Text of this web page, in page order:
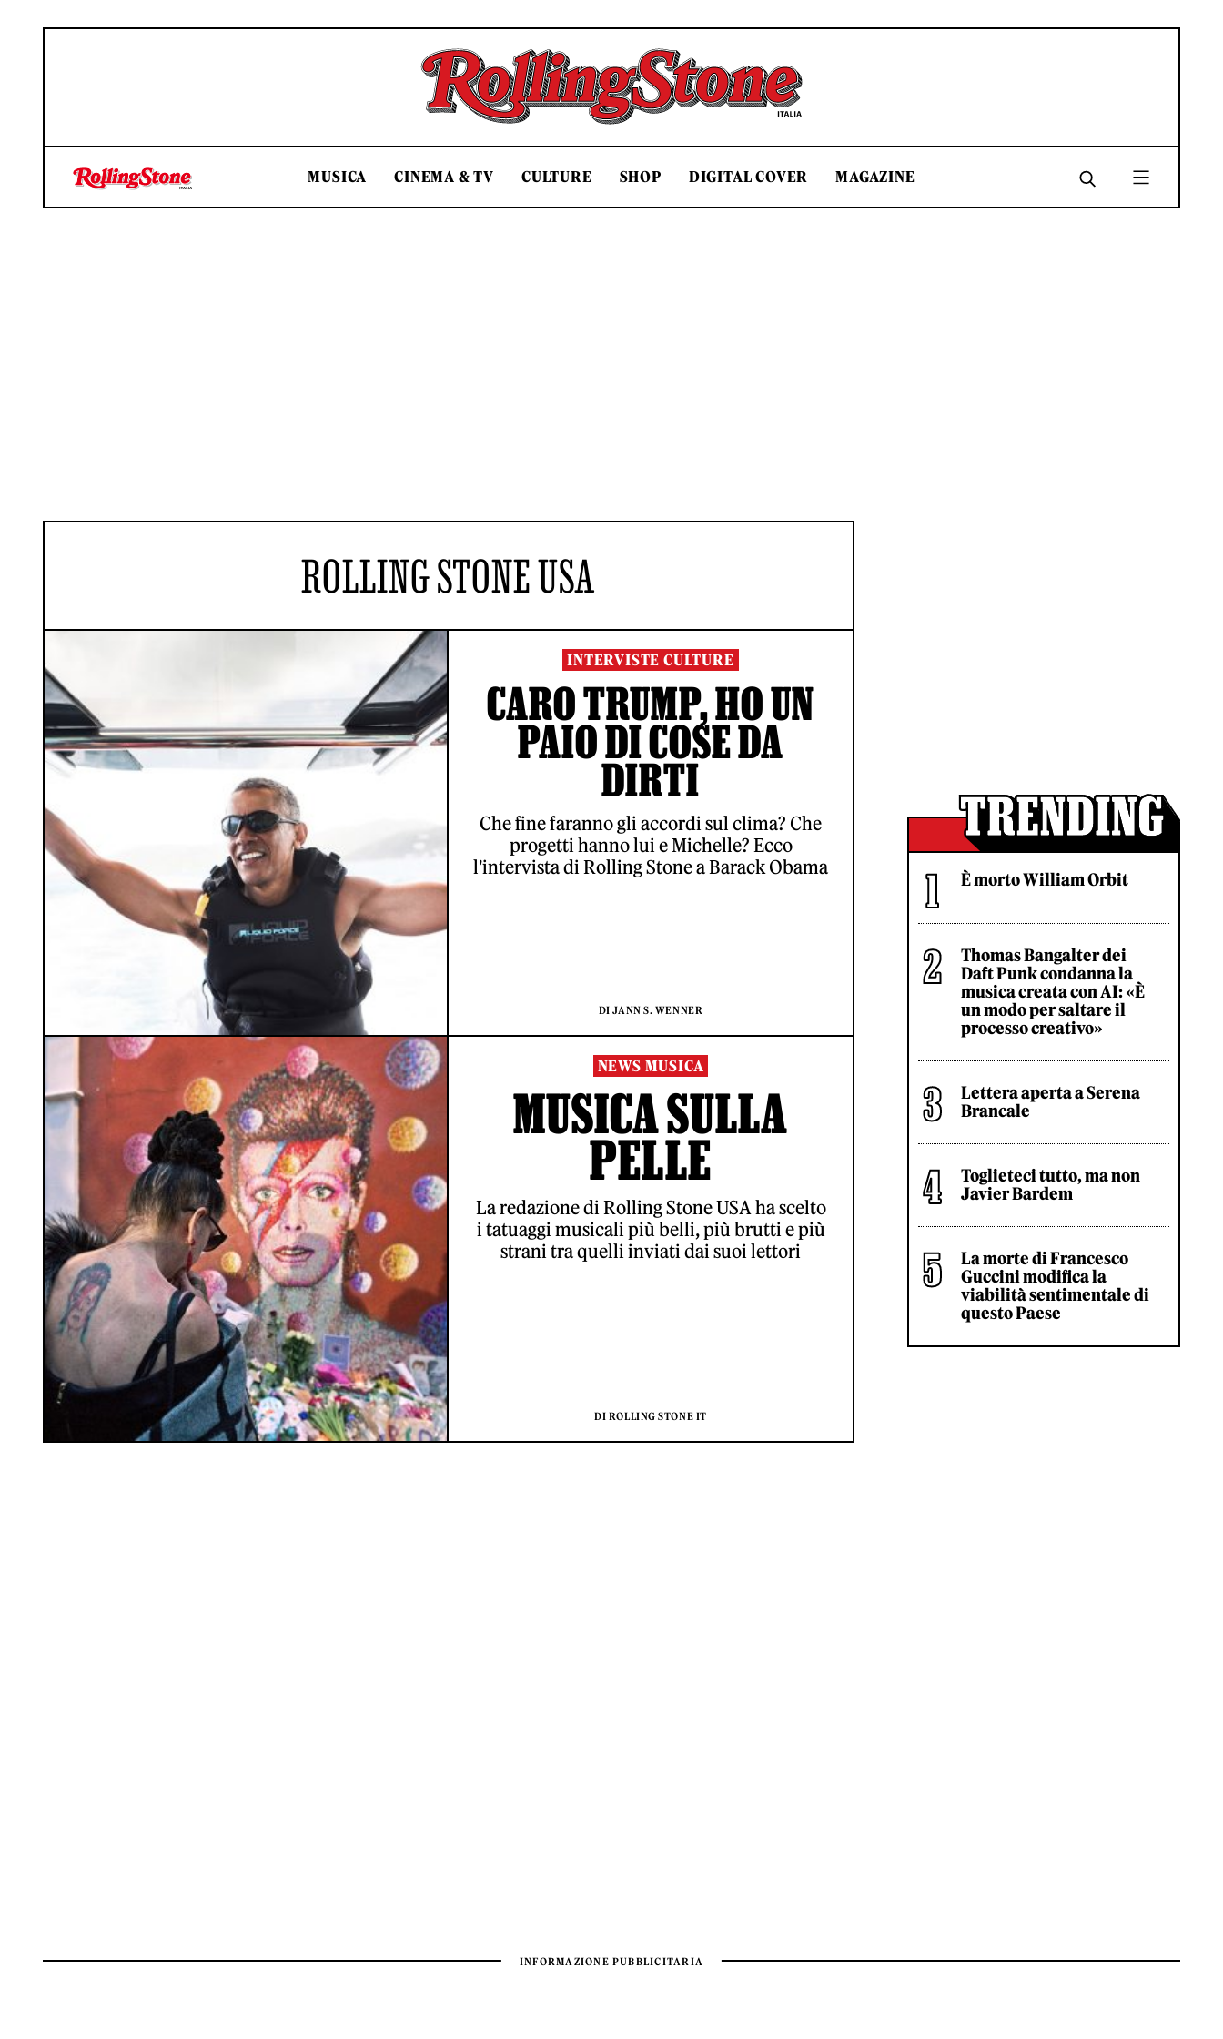
Rolling Stone Italia
MUSICA CINEMA & TV CULTURE SHOP DIGITAL COVER MAGAZINE
ROLLING STONE USA
INTERVISTE CULTURE
CARO TRUMP, HO UN
PAIO DI COSE DA
DIRTI
Che fine faranno gli accordi sul clima? Che
progetti hanno lui e Michelle? Ecco
l'intervista di Rolling Stone a Barack Obama
DI JANN S. WENNER
NEWS MUSICA
MUSICA SULLA
PELLE
La redazione di Rolling Stone USA ha scelto
i tatuaggi musicali più belli, più brutti e più
strani tra quelli inviati dai suoi lettori
DI ROLLING STONE IT
È morto William Orbit
Thomas Bangalter dei
Daft Punk condanna la
musica creata con AI: «È
un modo per saltare il
processo creativo»
Lettera aperta a Serena
Brancale
Toglieteci tutto, ma non
Javier Bardem
La morte di Francesco
Guccini modifica la
viabilità sentimentale di
questo Paese